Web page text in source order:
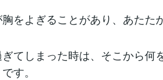
をよぎることがあり、あたた
てしまった時は、そこから何
す。